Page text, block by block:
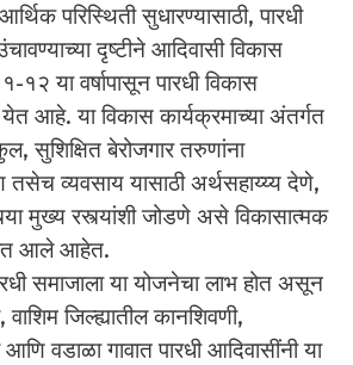
परिस्थिती सुधारण्यासाठी, पारधी
दृष्टीने आदिवासी विकास
१२ या वर्षापासून पारधी विकास
येत आहे. या विकास कार्यक्रमाच्या अंतर्गत
सुशिक्षित बेरोजगार तरुणांना
तसेच व्यवसाय यासाठी अर्थसहाय्य्य देणे,
मुख्य रस्त्यांशी जोडणे असे विकासात्मक
आले आहेत.
समाजाला या योजनेचा लाभ होत असून
जिल्ह्यातील कानशिवणी,
आणि वडाळा गावात पारधी आदिवासींनी या